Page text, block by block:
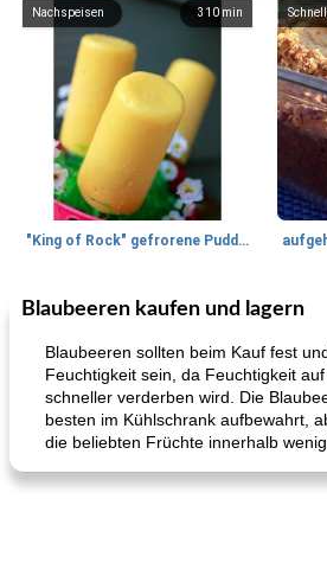
310 min
Nachspeisen
"King of Rock" gefrorene Pudding Pops
27min
Mittagessen / Snacks
Blaubeeren kaufen und lagern
Blaubeeren sollten beim Kauf fest
Feuchtigkeit sein, da Feuchtigkeit
schneller verderben wird. Die
besten im Kühlschrank aufbewahrt,
die beliebten Früchte innerhalb